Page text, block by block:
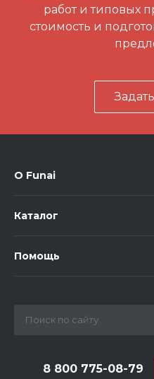
работ и типовых
стоимость и
О Funai
Каталог
Помощь
8 800 775-08-79